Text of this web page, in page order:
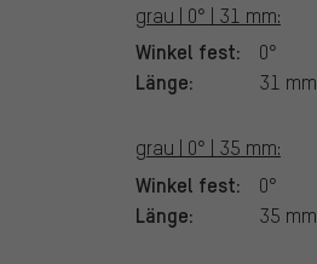
grau | 0° | 31 mm:
Winkel fest: 0°
Länge: 31 mm
grau | 0° | 35 mm:
Winkel fest: 0°
Länge: 35 mm